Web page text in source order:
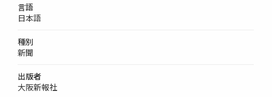
言語
日本語
種別
新聞
出版者
大阪新報社